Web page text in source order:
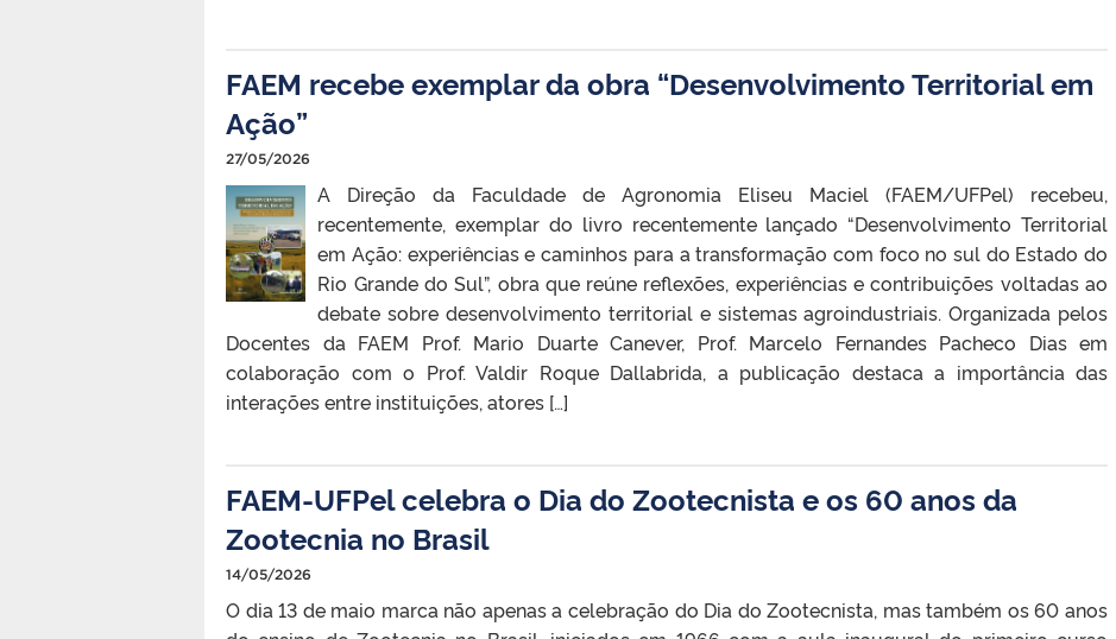
FAEM recebe exemplar da obra “Desenvolvimento Territorial em
Ação”
27/05/2026
A Direção da Faculdade de Agronomia Eliseu Maciel (FAEM/UFPel) recebeu,
recentemente, exemplar do livro recentemente lançado “Desenvolvimento Territorial
em Ação: experiências e caminhos para a transformação com foco no sul do Estado do
Rio Grande do Sul”, obra que reúne reflexões, experiências e contribuições voltadas ao
debate sobre desenvolvimento territorial e sistemas agroindustriais. Organizada pelos
Docentes da FAEM Prof. Mario Duarte Canever, Prof. Marcelo Fernandes Pacheco Dias em
colaboração com o Prof. Valdir Roque Dallabrida, a publicação destaca a importância das
interações entre instituições, atores […]
FAEM-UFPel celebra o Dia do Zootecnista e os 60 anos da
Zootecnia no Brasil
14/05/2026
O dia 13 de maio marca não apenas a celebração do Dia do Zootecnista, mas também os 60 anos